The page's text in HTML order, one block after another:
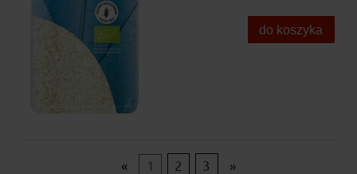
do koszyka
« 1 2 3 »